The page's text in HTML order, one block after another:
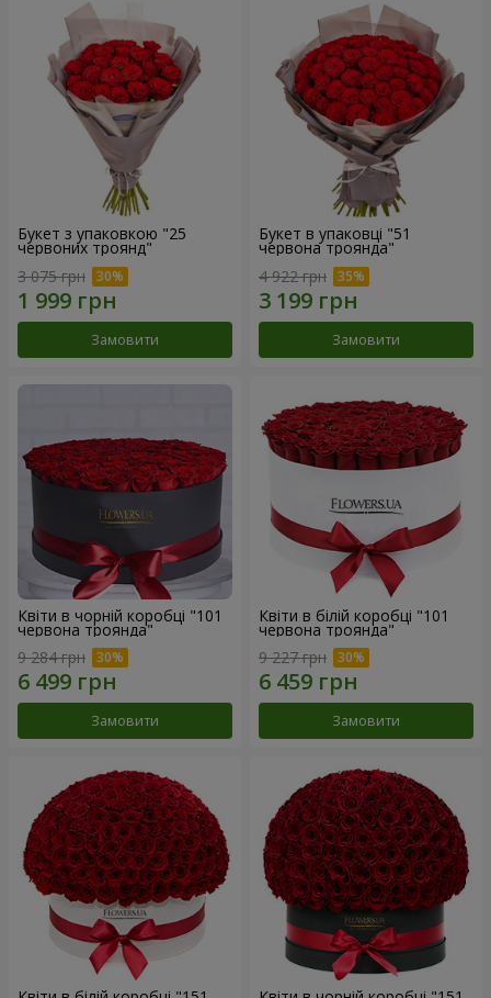
Букет з упаковкою "25
червоних троянд"
3 075 грн
Замовити
Букет в упаковці "51
червона троянда"
4 922 грн
Замовити
Квіти в чорній коробці "101
червона троянда"
9 284 грн
Замовити
Квіти в білій коробці "101
червона троянда"
9 227 грн
Замовити